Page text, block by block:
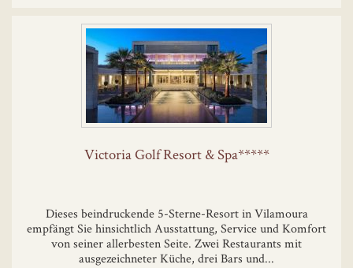
Victoria Golf Resort & Spa*****
Dieses beindruckende 5-Sterne-Resort in Vilamoura
empfängt Sie hinsichtlich Ausstattung, Service und Komfort
von seiner allerbesten Seite. Zwei Restaurants mit
ausgezeichneter Küche, drei Bars und...